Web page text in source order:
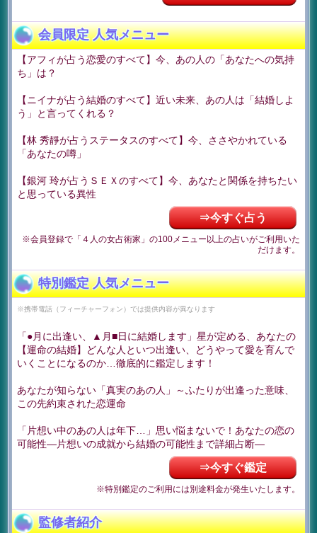
会員限定 人気メニュー
【アフィが占う恋愛のすべて】今、あの人の「あなたへの気持
ち」は？
【ニイナが占う結婚のすべて】近い未来、あの人は「結婚しよ
う」と言ってくれる？
【林 秀靜が占うステータスのすべて】今、ささやかれている
「あなたの噂」
【銀河 玲が占うＳＥＸのすべて】今、あなたと関係を持ちたい
と思っている異性
⇒今すぐ占う
※会員登録で「４人の女占術家」の100メニュー以上の占いがご利用いた
だけます。
特別鑑定 人気メニュー
※携帯電話（フィーチャーフォン）では提供内容が異なります
「●月に出逢い、▲月■日に結婚します」星が定める、あなたの
【運命の結婚】どんな人といつ出逢い、どうやって愛を育んで
いくことになるのか…徹底的に鑑定します！
あなたが知らない「真実のあの人」～ふたりが出逢った意味、
この先約束された恋運命
「片想い中のあの人は年下…」思い悩まないで！あなたの恋の
可能性―片想いの成就から結婚の可能性まで詳細占断―
⇒今すぐ鑑定
※特別鑑定のご利用には別途料金が発生いたします。
監修者紹介